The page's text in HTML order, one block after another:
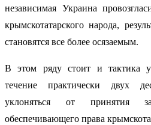
независимая Украина
крымскотатарского народа,
становятся все более осязаемым.
В этом ряду стоит и тактика
течение практически двух
уклоняться от принятия
обеспечивающего права